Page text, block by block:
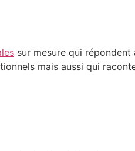
sur mesure qui répondent
mais aussi qui